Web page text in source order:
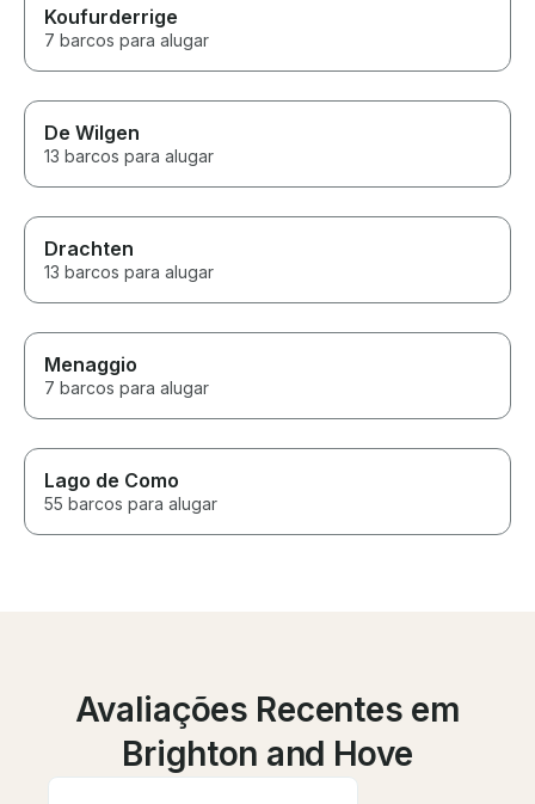
Koufurderrige
7 barcos para alugar
De Wilgen
13 barcos para alugar
Drachten
13 barcos para alugar
Menaggio
7 barcos para alugar
Lago de Como
55 barcos para alugar
Avaliações Recentes em
Brighton and Hove